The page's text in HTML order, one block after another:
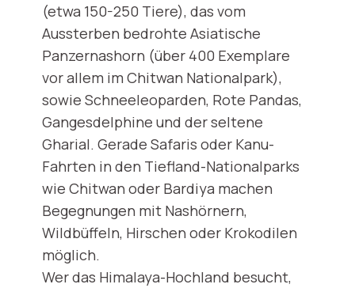
(etwa 150-250 Tiere), das vom
Aussterben bedrohte Asiatische
Panzernashorn (über 400 Exemplare
vor allem im Chitwan Nationalpark),
sowie Schneeleoparden, Rote Pandas,
Gangesdelphine und der seltene
Gharial. Gerade Safaris oder Kanu-
Fahrten in den Tiefland-Nationalparks
wie Chitwan oder Bardiya machen
Begegnungen mit Nashörnern,
Wildbüffeln, Hirschen oder Krokodilen
möglich.
Wer das Himalaya-Hochland besucht,